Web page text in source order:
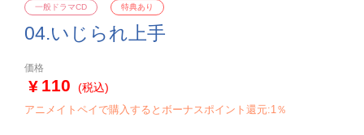
04.いじられ上手
一般ドラマCD 特典あり
価格
110 (税込)
アニメイトペイで購入するとボーナスポイント還元:1％